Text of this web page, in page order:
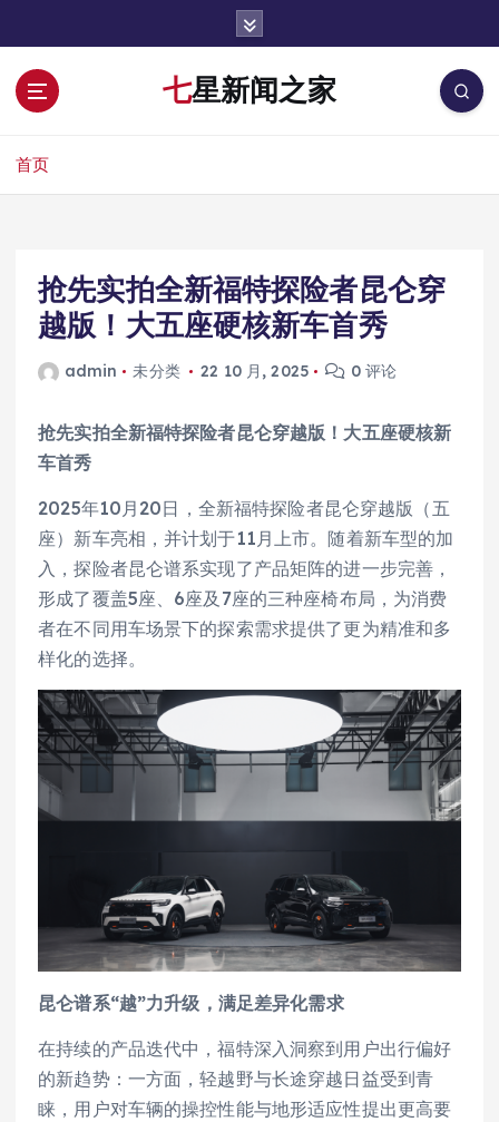
七星新闻之家
首页
抢先实拍全新福特探险者昆仑穿
越版！大五座硬核新车首秀
admin 未分类 22 10 月, 2025 0 评论
抢先实拍全新福特探险者昆仑穿越版！大五座硬核新
车首秀
2025年10月20日，全新福特探险者昆仑穿越版（五
座）新车亮相，并计划于11月上市。随着新车型的加
入，探险者昆仑谱系实现了产品矩阵的进一步完善，
形成了覆盖5座、6座及7座的三种座椅布局，为消费
者在不同用车场景下的探索需求提供了更为精准和多
样化的选择。
昆仑谱系“越”力升级 ， 满足差异化需求
在持续的产品迭代中，福特深入洞察到用户出行偏好
的新趋势：一方面，轻越野与长途穿越日益受到青
睐，用户对车辆的操控性能与地形适应性提出更高要